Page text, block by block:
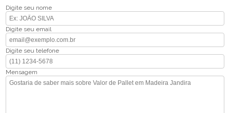
Digite seu nome
Digite seu email
Digite seu telefone
Mensagem